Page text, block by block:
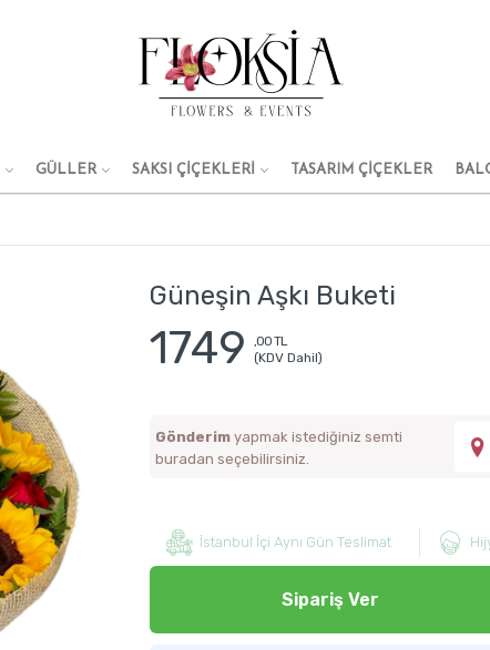
GÜLLER SAKSI ÇİÇEKLERİ TASARIM ÇIÇEKLER
Güneşin Aşkı Buketi
1749
,00 TL
(KDV Dahil)
Gönderimyapmak istediğiniz semti
buradan seçebilirsiniz.
İstanbul İçi Aynı Gün Teslimat
Sipariş Ver